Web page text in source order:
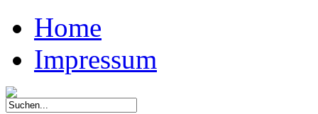
Home
Impressum